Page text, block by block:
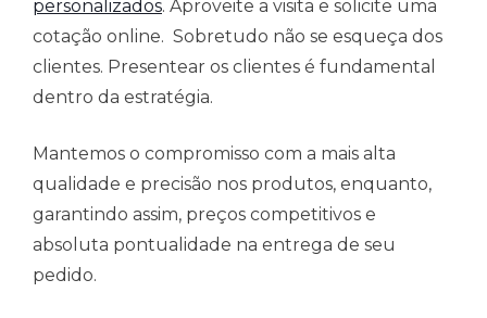
personalizados. Aproveite a visita e solicite uma
cotação online. Sobretudo não se esqueça dos
clientes. Presentear os clientes é fundamental
dentro da estratégia.
Mantemos o compromisso com a mais alta
qualidade e precisão nos produtos, enquanto,
garantindo assim, preços competitivos e
absoluta pontualidade na entrega de seu
pedido.